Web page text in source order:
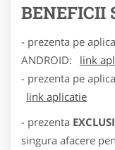
BENEFICII
- prezenta pe
ANDROID:
link
- prezenta pe
link aplicatie
- prezenta
singura afacere